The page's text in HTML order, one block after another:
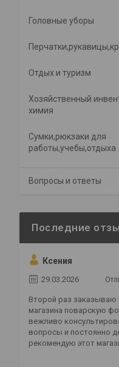
Головные уборы
Отдых и туризм
Хозяйственный
химия
Сумки,рюкзаки для
работы,учебы,отдыха
Вопросы и ответы
Ксения
29.03.2026
Второй раз заказываю
магазина поварскую
вежливо
вопросы и постоянно
рекомендую этот